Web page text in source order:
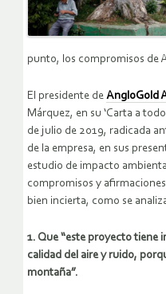
punto, los compromisos de
El presidente de AngloGold
Márquez, en su ‘Carta a
de julio de 2019, radicada
de la empresa, en sus
estudio de impacto
compromisos y
bien incierta, como se
1. Que “este proyecto tiene
calidad del aire y ruido,
montaña”.